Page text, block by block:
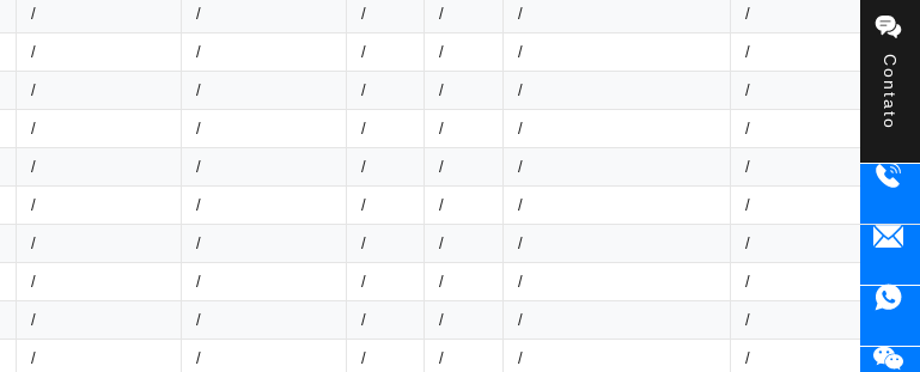
Contato
/ / / / / /
/ / / / / /
/ / / / / /
/ / / / / /
/ / / / / /
/ / / / / /
/ / / / / /
/ / / / / /
/ / / / / /
/ / / / / /